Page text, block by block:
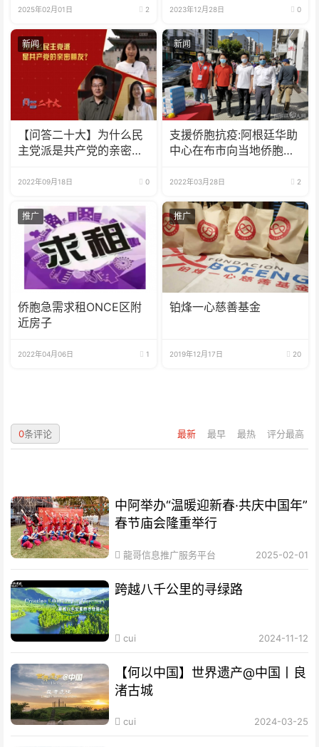
2025年02月01日 2 2023年12月28日 0
新闻
【问答二十大】为什么民
主党派是共产党的亲密朋
2022年09月18日 0
新闻
支援侨胞抗疫:阿根廷华助
中心在布市向当地侨胞发
2022年03月28日 2
推广
侨胞急需求租ONCE区附
近房子
2022年04月06日 1
推广
铂烽一心慈善基金
2019年12月17日 20
最新 最早 最热 评分最高
0条评论
中阿举办“温暖迎新春·共庆中国年”
春节庙会隆重举行
龍哥信息推广服务平台 2025-02-01
跨越八千公里的寻绿路
cui 2024-11-12
【何以中国】世界遗产@中国丨良
渚古城
cui 2024-03-25